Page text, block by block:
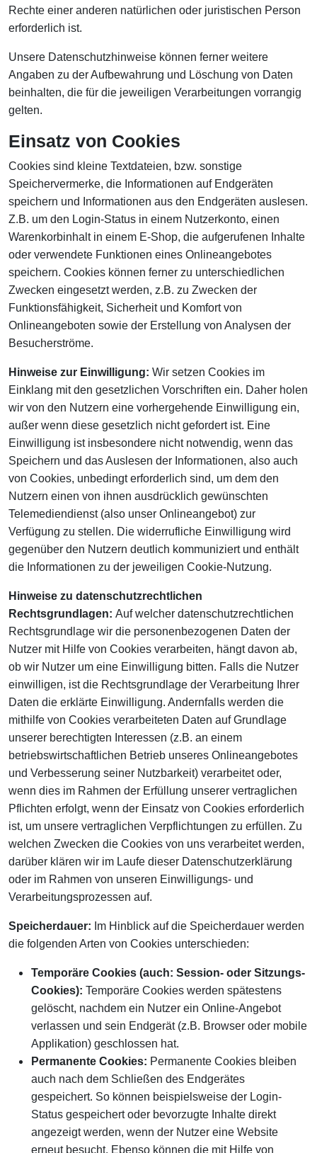
Rechte einer anderen natürlichen oder juristischen Person
erforderlich ist.
Unsere Datenschutzhinweise können ferner weitere
Angaben zu der Aufbewahrung und Löschung von Daten
beinhalten, die für die jeweiligen Verarbeitungen vorrangig
gelten.
Einsatz von Cookies
Cookies sind kleine Textdateien, bzw. sonstige
Speichervermerke, die Informationen auf Endgeräten
speichern und Informationen aus den Endgeräten auslesen.
Z.B. um den Login-Status in einem Nutzerkonto, einen
Warenkorbinhalt in einem E-Shop, die aufgerufenen Inhalte
oder verwendete Funktionen eines Onlineangebotes
speichern. Cookies können ferner zu unterschiedlichen
Zwecken eingesetzt werden, z.B. zu Zwecken der
Funktionsfähigkeit, Sicherheit und Komfort von
Onlineangeboten sowie der Erstellung von Analysen der
Besucherströme.
Hinweise zur Einwilligung: Wir setzen Cookies im
Einklang mit den gesetzlichen Vorschriften ein. Daher holen
wir von den Nutzern eine vorhergehende Einwilligung ein,
außer wenn diese gesetzlich nicht gefordert ist. Eine
Einwilligung ist insbesondere nicht notwendig, wenn das
Speichern und das Auslesen der Informationen, also auch
von Cookies, unbedingt erforderlich sind, um dem den
Nutzern einen von ihnen ausdrücklich gewünschten
Telemediendienst (also unser Onlineangebot) zur
Verfügung zu stellen. Die widerrufliche Einwilligung wird
gegenüber den Nutzern deutlich kommuniziert und enthält
die Informationen zu der jeweiligen Cookie-Nutzung.
Hinweise zu datenschutzrechtlichen
Rechtsgrundlagen: Auf welcher datenschutzrechtlichen
Rechtsgrundlage wir die personenbezogenen Daten der
Nutzer mit Hilfe von Cookies verarbeiten, hängt davon ab,
ob wir Nutzer um eine Einwilligung bitten. Falls die Nutzer
einwilligen, ist die Rechtsgrundlage der Verarbeitung Ihrer
Daten die erklärte Einwilligung. Andernfalls werden die
mithilfe von Cookies verarbeiteten Daten auf Grundlage
unserer berechtigten Interessen (z.B. an einem
betriebswirtschaftlichen Betrieb unseres Onlineangebotes
und Verbesserung seiner Nutzbarkeit) verarbeitet oder,
wenn dies im Rahmen der Erfüllung unserer vertraglichen
Pflichten erfolgt, wenn der Einsatz von Cookies erforderlich
ist, um unsere vertraglichen Verpflichtungen zu erfüllen. Zu
welchen Zwecken die Cookies von uns verarbeitet werden,
darüber klären wir im Laufe dieser Datenschutzerklärung
oder im Rahmen von unseren Einwilligungs- und
Verarbeitungsprozessen auf.
Speicherdauer: Im Hinblick auf die Speicherdauer werden
die folgenden Arten von Cookies unterschieden:
Temporäre Cookies (auch: Session- oder Sitzungs-
Cookies): Temporäre Cookies werden spätestens
gelöscht, nachdem ein Nutzer ein Online-Angebot
verlassen und sein Endgerät (z.B. Browser oder mobile
Applikation) geschlossen hat.
Permanente Cookies: Permanente Cookies bleiben
auch nach dem Schließen des Endgerätes
gespeichert. So können beispielsweise der Login-
Status gespeichert oder bevorzugte Inhalte direkt
angezeigt werden, wenn der Nutzer eine Website
erneut besucht. Ebenso können die mit Hilfe von